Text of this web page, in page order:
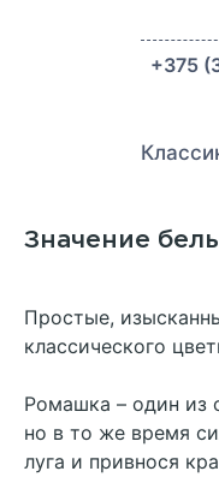
+375
Значение
Простые,
классического
Ромашка – один из
но в то же время
луга и привнося